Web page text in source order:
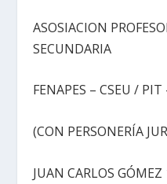
ASOSIACION
SECUNDARIA
FENAPES – CSEU /
(CON PERSONERÍA
JUAN CARLOS